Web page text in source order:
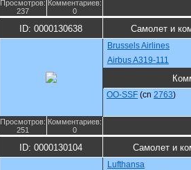
Просмотров:
237
Комментариев:
0
ID: 0000130638 Самолет и
Brussels Airlines
Airbus A319-111
OO-SSF (cn 2763)
Просмотров:
251
Комментариев:
0
ID: 0000130104 Самолет и
Lufthansa